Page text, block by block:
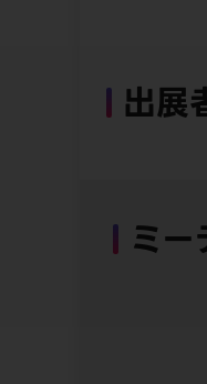
出展
ミ